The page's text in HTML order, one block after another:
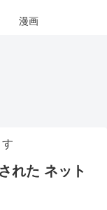
漫画
れた ネット